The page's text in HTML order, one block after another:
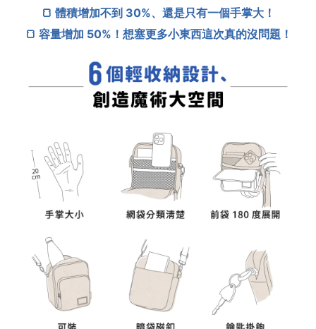
🍞 體積增加不到 30%、還是只有一個手掌大！
🍞 容量增加 50%！想塞更多小東西這次真的沒問題！